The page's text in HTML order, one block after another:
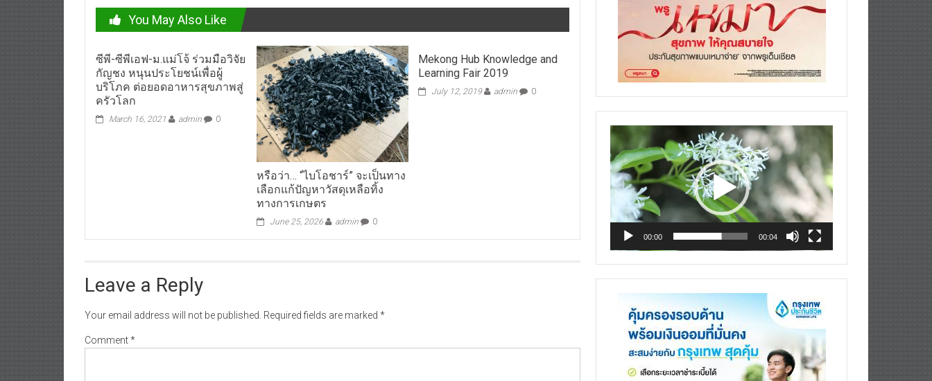
You May Also Like
ซีพี-ซีพีเอฟ-ม.แม่โจ้ ร่วมมือวิจัย
กัญชง หนุนประโยชน์เพื่อผู้
บริโภค ต่อยอดอาหารสุขภาพสู่
ครัวโลก
March 16, 2021 admin 0
หรือว่า… “ไบโอชาร์” จะเป็นทาง
เลือกแก้ปัญหาวัสดุเหลือทิ้ง
ทางการเกษตร
June 25, 2026 admin 0
Mekong Hub Knowledge and
Learning Fair 2019
July 12, 2019 admin 0
Leave a Reply
Your email address will not be published. Required fields are marked *
Comment*
Video
Player
00:00 00:04